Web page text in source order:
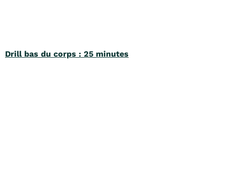
Drill bas du corps : 25 minutes